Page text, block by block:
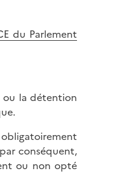
du Parlement
la détention
conséquent,
ou non opté